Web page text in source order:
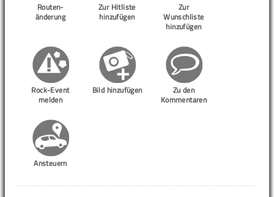
Routen-
änderung
Zur Hitliste
hinzufügen
Zur
Wunschliste
hinzufügen
Rock-Event
melden
Bild hinzufügen
Zu den
Kommentaren
Ansteuern